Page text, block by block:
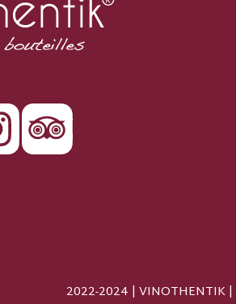
2022-2024 | VINOTHENTIK |